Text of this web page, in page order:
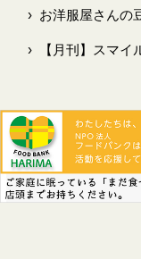
›お洋服屋さんの
›【月刊】スマイ